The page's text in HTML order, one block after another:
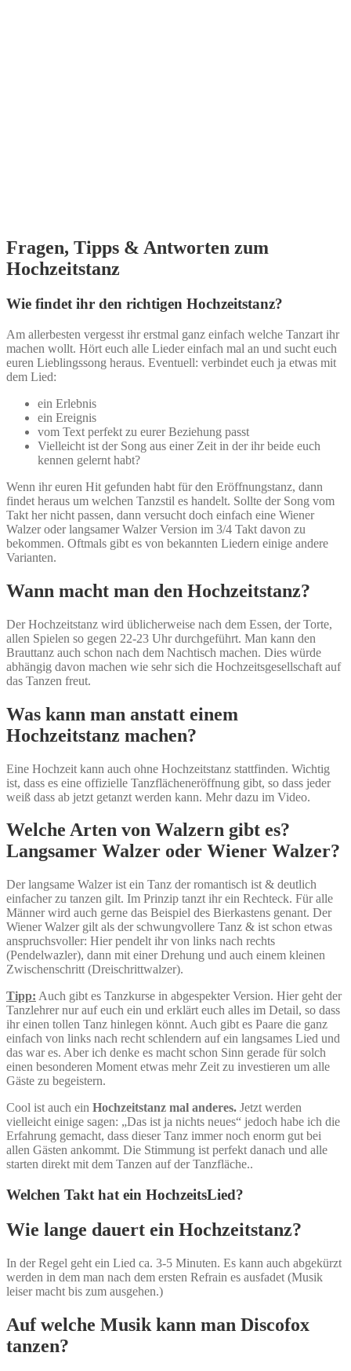
Fragen, Tipps & Antworten zum
Hochzeitstanz
Wie findet ihr den richtigen Hochzeitstanz?
Am allerbesten vergesst ihr erstmal ganz einfach welche Tanzart ihr
machen wollt. Hört euch alle Lieder einfach mal an und sucht euch
euren Lieblingssong heraus. Eventuell: verbindet euch ja etwas mit
dem Lied:
ein Erlebnis
ein Ereignis
vom Text perfekt zu eurer Beziehung passt
Vielleicht ist der Song aus einer Zeit in der ihr beide euch
kennen gelernt habt?
Wenn ihr euren Hit gefunden habt für den Eröffnungstanz, dann
findet heraus um welchen Tanzstil es handelt. Sollte der Song vom
Takt her nicht passen, dann versucht doch einfach eine Wiener
Walzer oder langsamer Walzer Version im 3/4 Takt davon zu
bekommen. Oftmals gibt es von bekannten Liedern einige andere
Varianten.
Wann macht man den Hochzeitstanz?
Der Hochzeitstanz wird üblicherweise nach dem Essen, der Torte,
allen Spielen so gegen 22-23 Uhr durchgeführt. Man kann den
Brauttanz auch schon nach dem Nachtisch machen. Dies würde
abhängig davon machen wie sehr sich die Hochzeitsgesellschaft auf
das Tanzen freut.
Was kann man anstatt einem
Hochzeitstanz machen?
Eine Hochzeit kann auch ohne Hochzeitstanz stattfinden. Wichtig
ist, dass es eine offizielle Tanzflächeneröffnung gibt, so dass jeder
weiß dass ab jetzt getanzt werden kann. Mehr dazu im Video.
Welche Arten von Walzern gibt es?
Langsamer Walzer oder Wiener Walzer?
Der langsame Walzer ist ein Tanz der romantisch ist & deutlich
einfacher zu tanzen gilt. Im Prinzip tanzt ihr ein Rechteck. Für alle
Männer wird auch gerne das Beispiel des Bierkastens genant. Der
Wiener Walzer gilt als der schwungvollere Tanz & ist schon etwas
anspruchsvoller: Hier pendelt ihr von links nach rechts
(Pendelwazler), dann mit einer Drehung und auch einem kleinen
Zwischenschritt (Dreischrittwalzer).
Tipp: Auch gibt es Tanzkurse in abgespekter Version. Hier geht der
Tanzlehrer nur auf euch ein und erklärt euch alles im Detail, so dass
ihr einen tollen Tanz hinlegen könnt. Auch gibt es Paare die ganz
einfach von links nach recht schlendern auf ein langsames Lied und
das war es. Aber ich denke es macht schon Sinn gerade für solch
einen besonderen Moment etwas mehr Zeit zu investieren um alle
Gäste zu begeistern.
Cool ist auch ein Hochzeitstanz mal anderes. Jetzt werden
vielleicht einige sagen: „Das ist ja nichts neues“ jedoch habe ich die
Erfahrung gemacht, dass dieser Tanz immer noch enorm gut bei
allen Gästen ankommt. Die Stimmung ist perfekt danach und alle
starten direkt mit dem Tanzen auf der Tanzfläche..
Welchen Takt hat ein HochzeitsLied?
Wie lange dauert ein Hochzeitstanz?
In der Regel geht ein Lied ca. 3-5 Minuten. Es kann auch abgekürzt
werden in dem man nach dem ersten Refrain es ausfadet (Musik
leiser macht bis zum ausgehen.)
Auf welche Musik kann man Discofox
tanzen?